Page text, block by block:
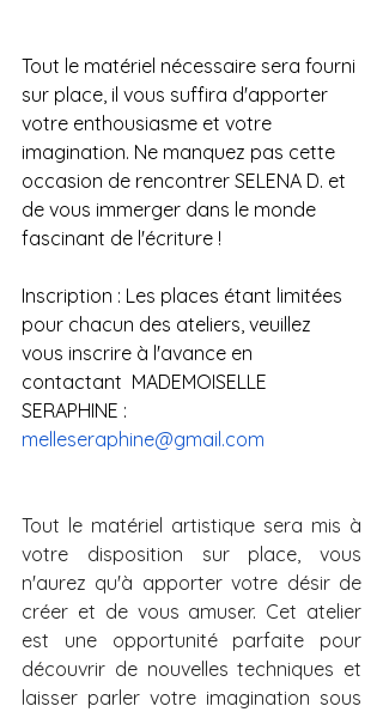
Tout le matériel nécessaire sera fourni
sur place, il vous suffira d'apporter
votre enthousiasme et votre
imagination. Ne manquez pas cette
occasion de rencontrer SELENA D. et
de vous immerger dans le monde
fascinant de l'écriture !
Inscription : Les places étant limitées
pour chacun des ateliers, veuillez
vous inscrire à l'avance en
contactant  MADEMOISELLE
SERAPHINE :
melleseraphine@gmail.com
Tout le matériel artistique sera mis à
votre disposition sur place, vous
n'aurez qu'à apporter votre désir de
créer et de vous amuser. Cet atelier
est une opportunité parfaite pour
découvrir de nouvelles techniques et
laisser parler votre imagination sous